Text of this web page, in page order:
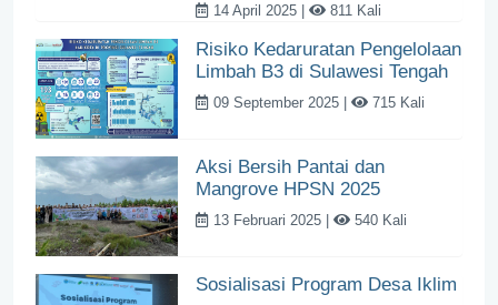
14 April 2025 | 811 Kali
Risiko Kedaruratan Pengelolaan
Limbah B3 di Sulawesi Tengah
09 September 2025 | 715 Kali
Aksi Bersih Pantai dan
Mangrove HPSN 2025
13 Februari 2025 | 540 Kali
Sosialisasi Program Desa Iklim